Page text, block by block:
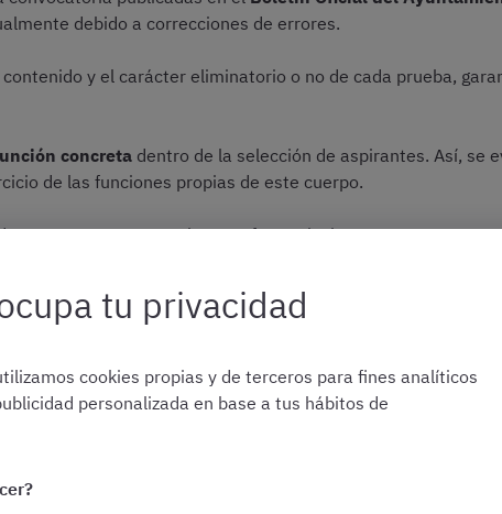
debido a correcciones de errores.
y el carácter eliminatorio o no de cada prueba,
concreta dentro de la selección de aspirantes. Así, se
de las funciones propias de este cuerpo.
nos encontramos con las tres fases siguientes:
y, por
tu privacidad
cookies propias y de terceros para fines analíticos
personalizada en base a tus hábitos de